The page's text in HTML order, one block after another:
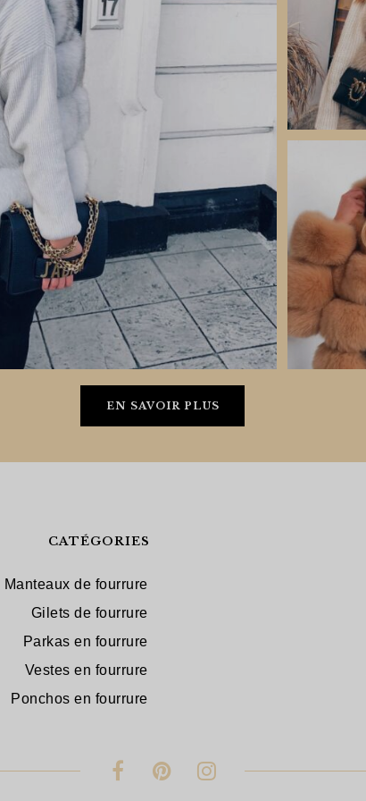
EN SAVOIR PLUS
CATÉGORIES
Manteaux de fourrure
Gilets de fourrure
Parkas en fourrure
Vestes en fourrure
Ponchos en fourrure